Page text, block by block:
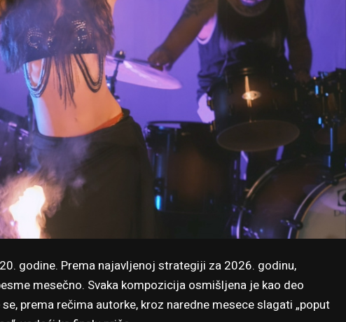
godine. Prema najavljenoj strategiji za 2026. godinu,
mesečno. Svaka kompozicija osmišljena je kao deo
prema rečima autorke, kroz naredne mesece slagati „poput